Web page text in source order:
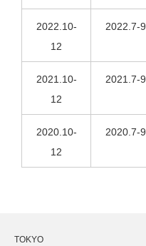
2022.10-
12
2022.7-9
2021.10-
12
2021.7-9
2020.10-
12
2020.7-9
TOKYO